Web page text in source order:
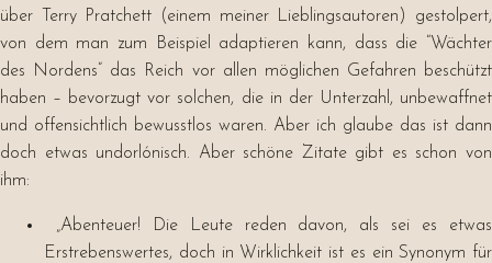
über Terry Pratchett (einem meiner Lieblingsautoren) gestolpert,
von dem man zum Beispiel adaptieren kann, dass die “Wächter
des Nordens” das Reich vor allen möglichen Gefahren beschützt
haben – bevorzugt vor solchen, die in der Unterzahl, unbewaffnet
und offensichtlich bewusstlos waren. Aber ich glaube das ist dann
doch etwas undorlónisch. Aber schöne Zitate gibt es schon von
ihm:
„Abenteuer! Die Leute reden davon, als sei es etwas
Erstrebenswertes, doch in Wirklichkeit ist es ein Synonym für